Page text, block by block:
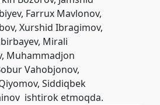
Farrux Mavlonov,
Xurshid Ibragimov,
Mirali
Muhammadjon
Vahobjonov,
Siddiqbek
ishtirok etmoqda.